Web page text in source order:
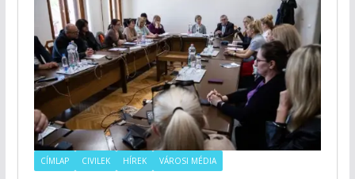
CÍMLAP CIVILEK HÍREK VÁROSI MÉDIA